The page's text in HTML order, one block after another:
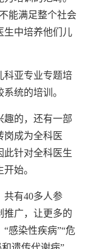
能满足整个社会
生中培养他们儿
科亚专业专题培
统的培训。
趣的，还有一部
岗成为全科医
此针对全科医生
始。
共有40多人参
推广，让更多的
感染性疾病”“危